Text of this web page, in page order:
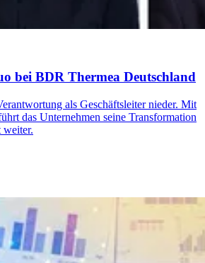
bei BDR Thermea Deutschland
als Geschäftsleiter nieder. Mit
das Unternehmen seine Transformation
weiter.